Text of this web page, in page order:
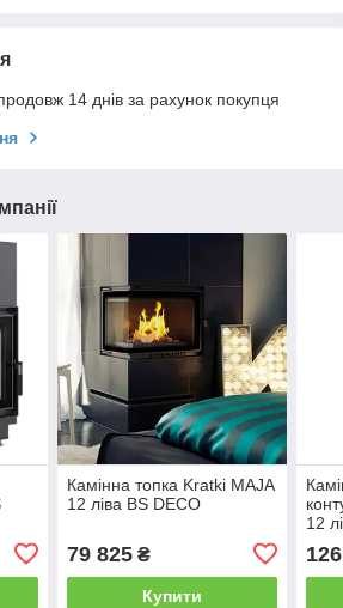
14 днів за рахунок покупця
Камінна топка Kratki MAJA
12 ліва BS DECO
79 825₴
Купити
12